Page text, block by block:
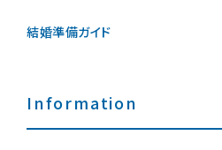
結婚準備ガイド
Information